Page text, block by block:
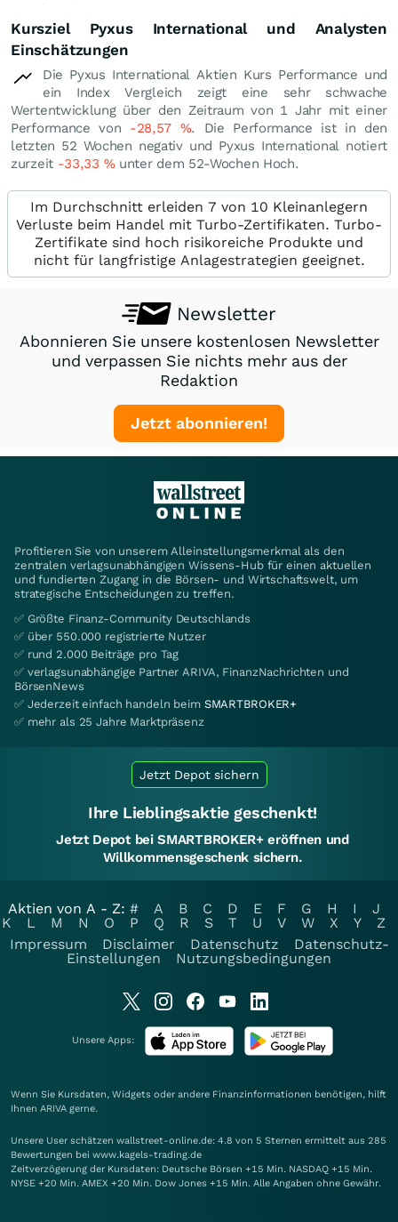
Kursziel Pyxus International und Analysten
Einschätzungen
Die Pyxus International Aktien Kurs Performance und
ein Index Vergleich zeigt eine sehr schwache
Wertentwicklung über den Zeitraum von 1 Jahr mit einer
Performance von -28,57 %. Die Performance ist in den
letzten 52 Wochen negativ und Pyxus International notiert
zurzeit -33,33 %unter dem 52-Wochen Hoch.
Im Durchschnitt erleiden 7 von 10 Kleinanlegern
Verluste beim Handel mit Turbo-Zertifikaten. Turbo-
Zertifikate sind hoch risikoreiche Produkte und
nicht für langfristige Anlagestrategien geeignet.
Newsletter
Abonnieren Sie unsere kostenlosen Newsletter
und verpassen Sie nichts mehr aus der
Redaktion
Jetzt abonnieren!
Profitieren Sie von unserem Alleinstellungsmerkmal als den
zentralen verlagsunabhängigen Wissens-Hub für einen aktuellen
und fundierten Zugang in die Börsen- und Wirtschaftswelt, um
strategische Entscheidungen zu treffen.
✅ Größte Finanz-Community Deutschlands
✅ über 550.000 registrierte Nutzer
✅ rund 2.000 Beiträge pro Tag
✅ verlagsunabhängige Partner ARIVA, FinanzNachrichten und
BörsenNews
✅ Jederzeit einfach handeln beim SMARTBROKER+
✅ mehr als 25 Jahre Marktpräsenz
Jetzt Depot sichern
Ihre Lieblingsaktie geschenkt!
Jetzt Depot bei SMARTBROKER+ eröffnen und
Willkommensgeschenk sichern.
Aktien von A - Z: # A B C D E F G H I
J
K
L M N O P Q R S T U V W X Y
Z
Impressum
Disclaimer Datenschutz
Datenschutz-
Einstellungen
Nutzungsbedingungen
Unsere Apps:
Wenn Sie Kursdaten, Widgets oder andere Finanzinformationen benötigen, hilft
Ihnen ARIVA gerne.
Unsere User schätzen wallstreet-online.de: 4.8 von 5 Sternen ermittelt aus 285
Bewertungen bei www.kagels-trading.de
Zeitverzögerung der Kursdaten: Deutsche Börsen +15 Min. NASDAQ +15 Min.
NYSE +20 Min. AMEX +20 Min. Dow Jones +15 Min. Alle Angaben ohne Gewähr.